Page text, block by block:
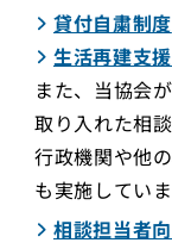
貸付自粛制度
生活再建支
また、当協会
取り入れた相
行政機関や他
も実施していま
相談担当者